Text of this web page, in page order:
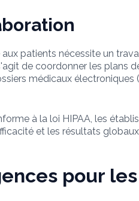
patients nécessite un
de coordonner les plans
médicaux
à la loi HIPAA, les
et les résultats
pour